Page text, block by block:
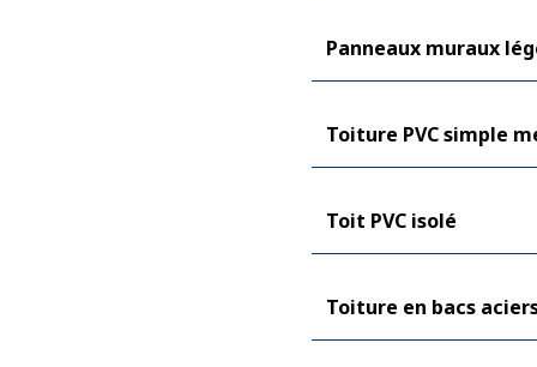
Panneaux muraux
Toiture PVC simple
Toit PVC isolé
Toiture en bacs